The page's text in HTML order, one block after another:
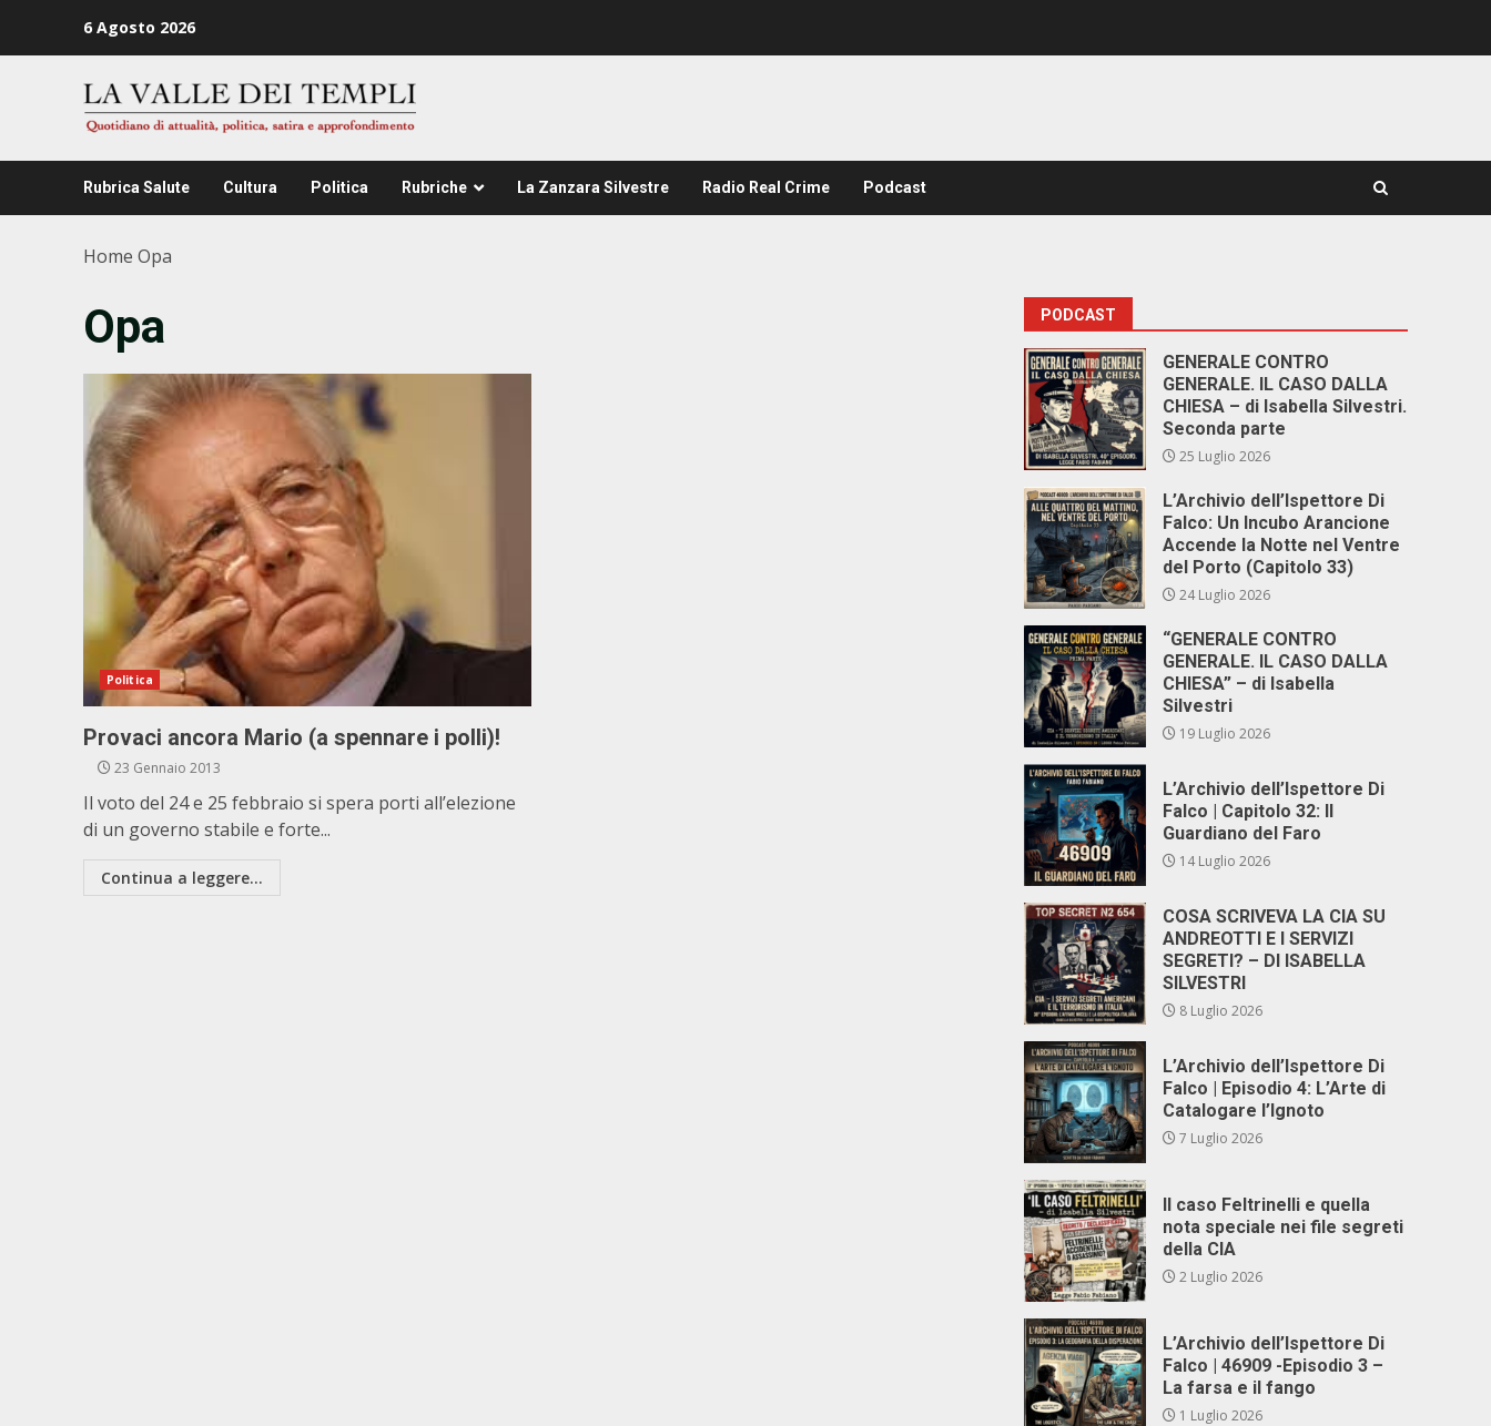
6 Agosto 2026
Rubrica Salute Cultura Politica Rubriche La Zanzara Silvestre Radio Real Crime Podcast
Home Opa
Opa
Politica
Provaci ancora Mario (a spennare i polli)!
23 Gennaio 2013
Il voto del 24 e 25 febbraio si spera porti all’elezione
di un governo stabile e forte...
Continua a leggere...
PODCAST
GENERALE CONTRO
GENERALE. IL CASO DALLA
CHIESA – di Isabella Silvestri.
Seconda parte
25 Luglio 2026
L’Archivio dell’Ispettore Di
Falco: Un Incubo Arancione
Accende la Notte nel Ventre
del Porto (Capitolo 33)
24 Luglio 2026
“GENERALE CONTRO
GENERALE. IL CASO DALLA
CHIESA” – di Isabella
Silvestri
19 Luglio 2026
L’Archivio dell’Ispettore Di
Falco | Capitolo 32: Il
Guardiano del Faro
14 Luglio 2026
COSA SCRIVEVA LA CIA SU
ANDREOTTI E I SERVIZI
SEGRETI? – DI ISABELLA
SILVESTRI
8 Luglio 2026
L’Archivio dell’Ispettore Di
Falco | Episodio 4: L’Arte di
Catalogare l’Ignoto
7 Luglio 2026
Il caso Feltrinelli e quella
nota speciale nei file segreti
della CIA
2 Luglio 2026
L’Archivio dell’Ispettore Di
Falco | 46909 -Episodio 3 –
La farsa e il fango
1 Luglio 2026